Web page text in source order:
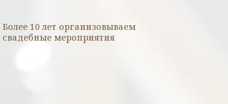
Более 10 лет организовываем
свадебные мероприятия